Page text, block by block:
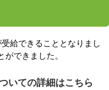
給できることとなりまし
できました。
いての詳細はこちら